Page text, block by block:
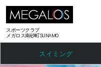
スポーツクラブ
メガロス南砂町SUNAMO
スイミング